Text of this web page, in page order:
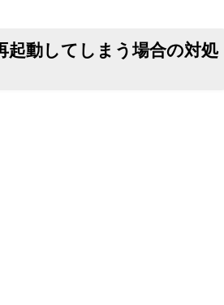
動してしまう場合の対処